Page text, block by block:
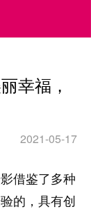
幸福，
2021-05-17
借鉴了多种
的，具有创